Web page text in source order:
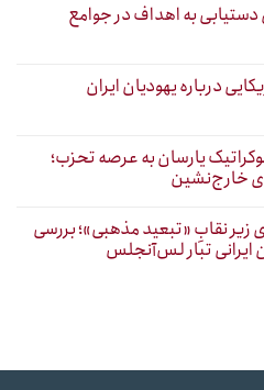
دستیابی به اهداف در جوامع
درباره یهودیان ایران
یارسان به عرصه تحزب؛
خارج‌نشین
زیر نقابِ «تبعید مذهبی»؛ بررسی
ایرانی تبار لس‌آنجلس